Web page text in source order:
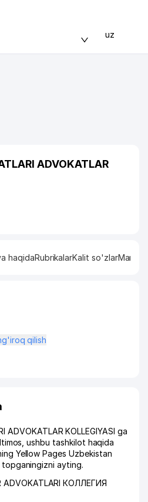
uz
ADVOKATLAR
haqidaRubrikalarKalit so'zlarManzil
qilish
ADVOKATLAR KOLLEGIYASI ga
ushbu tashkilot haqida
Yellow Pages Uzbekistan
ayting.
ADVOKATLARI КОЛЛЕГИЯ